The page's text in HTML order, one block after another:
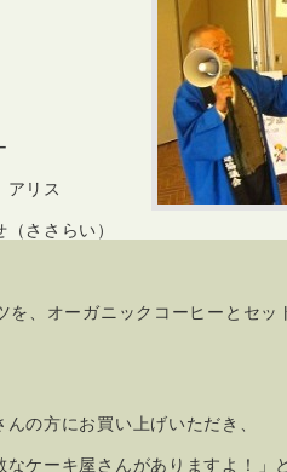
アリス
ささらい）
を、オーガニックコーヒーとセッ
の方にお買い上げいただき、
なケーキ屋さんがありますよ！」